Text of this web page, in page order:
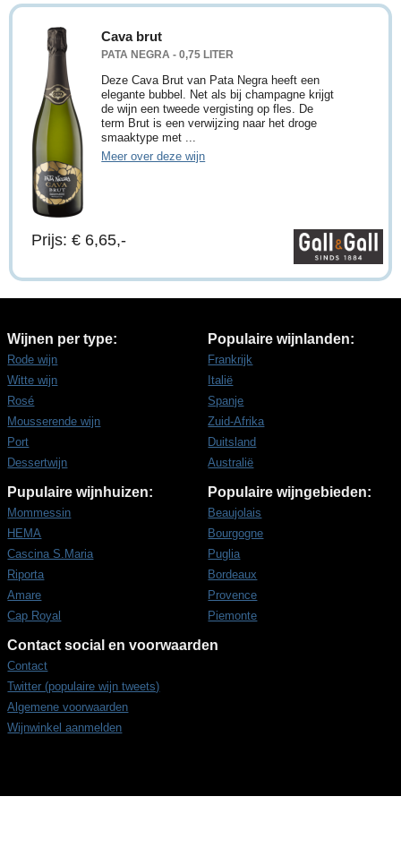
Cava brut
PATA NEGRA - 0,75 LITER
Deze Cava Brut van Pata Negra heeft een
elegante bubbel. Net als bij champagne krijgt
de wijn een tweede vergisting op fles. De
term Brut is een verwijzing naar het droge
smaaktype met ...
Meer over deze wijn
Prijs: € 6,65,-
Wijnen per type:
Rode wijn
Witte wijn
Rosé
Mousserende wijn
Port
Dessertwijn
Populaire wijnlanden:
Frankrijk
Italië
Spanje
Zuid-Afrika
Duitsland
Australië
Pupulaire wijnhuizen:
Mommessin
HEMA
Cascina S.Maria
Riporta
Amare
Cap Royal
Populaire wijngebieden:
Beaujolais
Bourgogne
Puglia
Bordeaux
Provence
Piemonte
Contact social en voorwaarden
Contact
Twitter (populaire wijn tweets)
Algemene voorwaarden
Wijnwinkel aanmelden